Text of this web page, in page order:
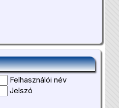
Felhasználói név
Jelszó